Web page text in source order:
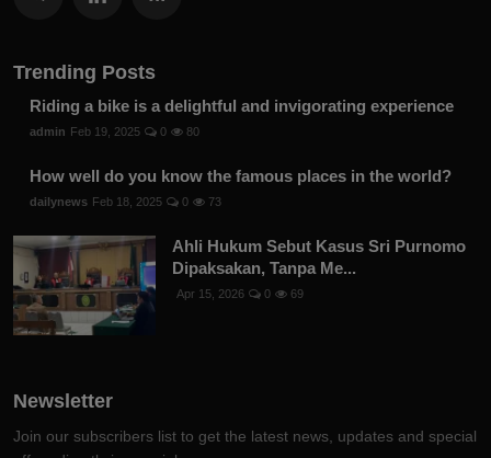
Trending Posts
Riding a bike is a delightful and invigorating experience
admin Feb 19, 2025 0 80
How well do you know the famous places in the world?
dailynews Feb 18, 2025 0 73
Ahli Hukum Sebut Kasus Sri Purnomo
Dipaksakan, Tanpa Me...
Apr 15, 2026 0 69
Newsletter
Join our subscribers list to get the latest news, updates and special